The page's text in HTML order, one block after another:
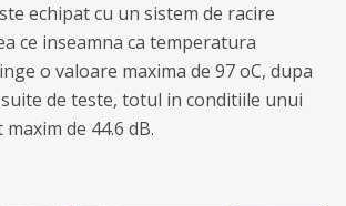
echipat cu un sistem de racire
ce inseamna ca temperatura
o valoare maxima de 97 oC, dupa
de teste, totul in conditiile unui
de 44.6 dB.